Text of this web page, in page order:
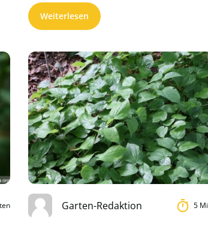
Weiterlesen
Garten-Redaktion 5